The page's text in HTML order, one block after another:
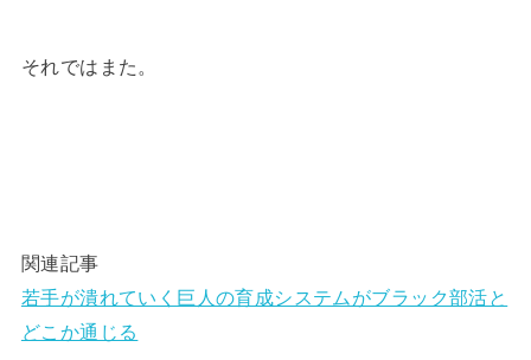
それではまた。
関連記事
若手が潰れていく巨人の育成システムがブラック部活と
どこか通じる